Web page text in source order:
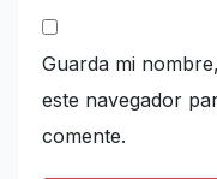
Guarda mi
este navegador
comente.